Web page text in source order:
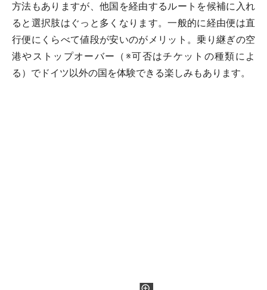
方法もありますが、他国を経由するルートを候補に入れ
ると選択肢はぐっと多くなります。一般的に経由便は直
行便にくらべて値段が安いのがメリット。乗り継ぎの空
港やストップオーバー（※可否はチケットの種類によ
る）でドイツ以外の国を体験できる楽しみもあります。